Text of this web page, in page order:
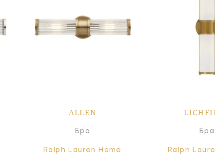
ALLEN
Бра
Ralph Lauren Home
Бра
Ralph